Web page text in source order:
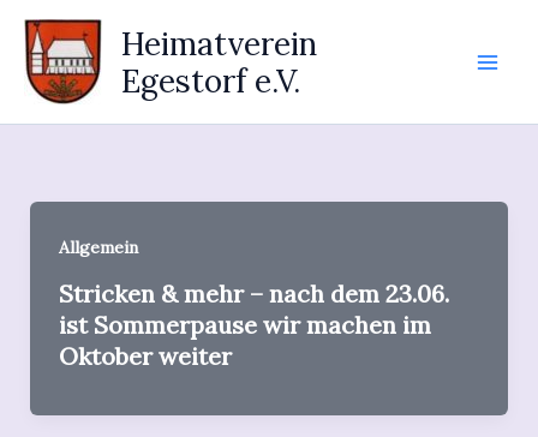
Zum
Inhalt
springen
Heimatverein
Egestorf e.V.
Allgemein
Stricken & mehr – nach dem 23.06.
ist Sommerpause wir machen im
Oktober weiter